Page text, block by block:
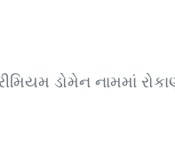
ડોમેન નામમાં